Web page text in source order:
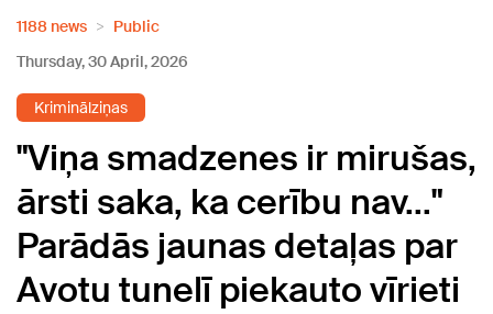
1188 news
Public
Thursday, 30 April, 2026
Kriminālziņas
"Viņa smadzenes ir mirušas,
ārsti saka, ka cerību nav..."
Parādās jaunas detaļas par
Avotu tunelī piekauto vīrieti